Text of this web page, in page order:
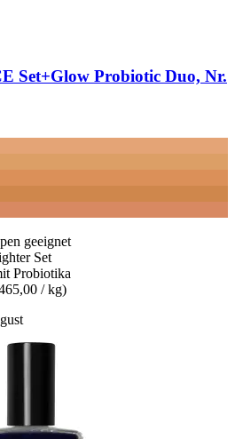
Set+Glow Probiotic Duo, Nr.
geeignet
Set
Probiotika
/ kg)